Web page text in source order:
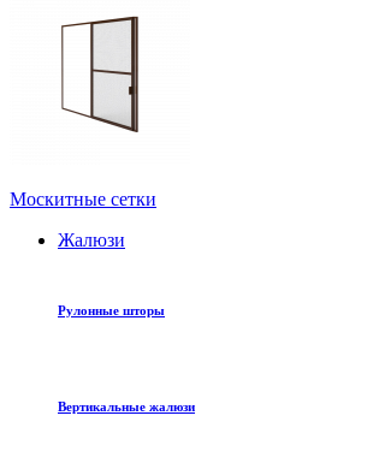
Москитные сетки
Жалюзи
Рулонные шторы
Вертикальные жалюзи